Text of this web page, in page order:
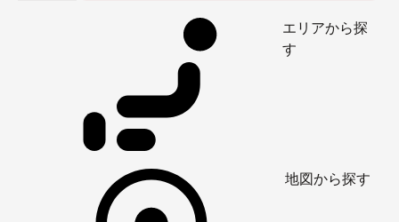
エリアから探
す
地図から探す